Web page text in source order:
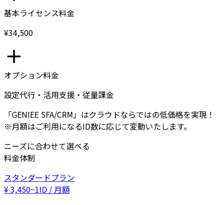
基本ライセンス料金
¥34,500
オプション料金
設定代行・活用支援・従量課金
「GENIEE SFA/CRM」はクラウドならではの低価格を実現！
※月額はご利用になるID数に応じて変動いたします。
ニーズに合わせて選べる
料金体制
スタンダードプラン
¥3,450~1ID / 月額